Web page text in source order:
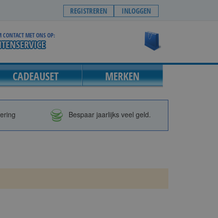
REGISTREREN INLOGGEN
CONTACT MET ONS OP:
CADEAUSET MERKEN
Bespaar jaarlijks veel geld.